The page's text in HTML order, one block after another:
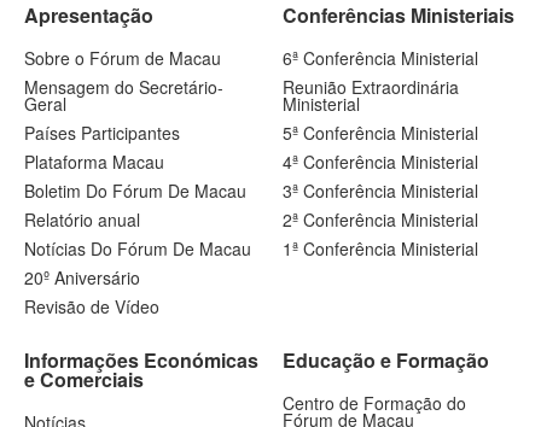
Apresentação
Sobre o Fórum de Macau
Mensagem do Secretário-
Geral
Países Participantes
Plataforma Macau
Boletim Do Fórum De Macau
Relatório anual
Notícias Do Fórum De Macau
20º Aniversário
Revisão de Vídeo
Conferências Ministeriais
6ª Conferência Ministerial
Reunião Extraordinária
Ministerial
5ª Conferência Ministerial
4ª Conferência Ministerial
3ª Conferência Ministerial
2ª Conferência Ministerial
1ª Conferência Ministerial
Informações Económicas
e Comerciais
Educação e Formação
Centro de Formação do
Fórum de Macau